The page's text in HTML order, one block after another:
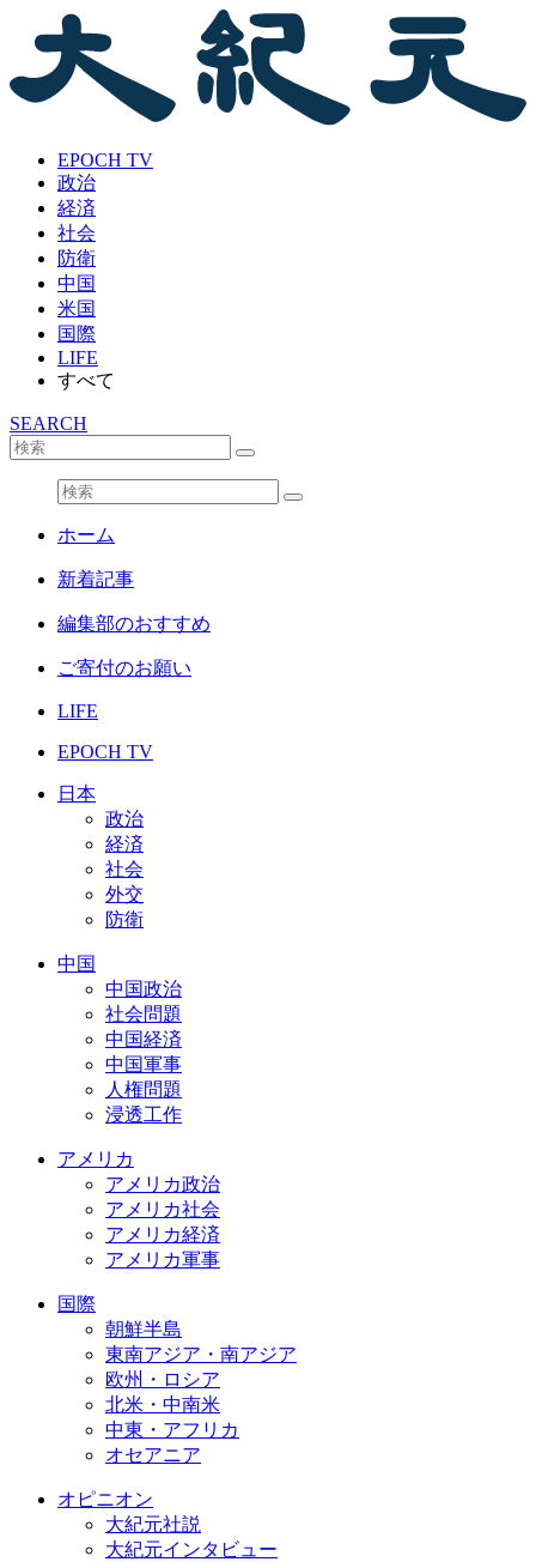
EPOCH TV
政治
経済
社会
防衛
中国
米国
国際
LIFE
すべて
SEARCH
ホーム
新着記事
編集部のおすすめ
ご寄付のお願い
LIFE
EPOCH TV
日本
政治
経済
社会
外交
防衛
中国
中国政治
社会問題
中国経済
中国軍事
人権問題
浸透工作
アメリカ
アメリカ政治
アメリカ社会
アメリカ経済
アメリカ軍事
国際
朝鮮半島
東南アジア・南アジア
欧州・ロシア
北米・中南米
中東・アフリカ
オセアニア
オピニオン
大紀元社説
大紀元インタビュー